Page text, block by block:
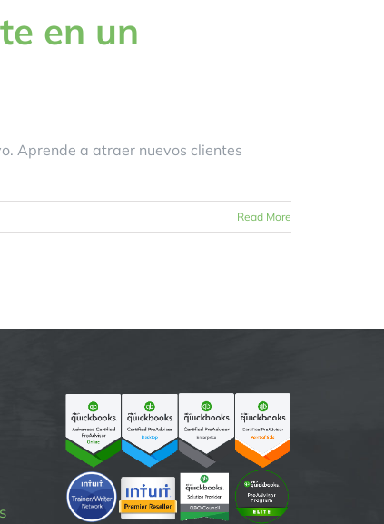
en un
Aprende a atraer nuevos clientes
Read More